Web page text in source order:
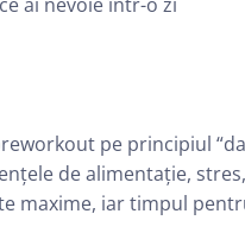
pe principiul
de alimentație, stres,
maxime, iar timpul